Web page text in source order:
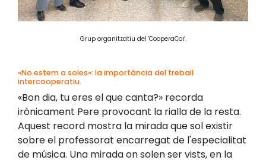
Grup organitzatiu del 'CooperaCor'.
«No estem a soles»: la importància del treball
intercooperatiu.
«Bon dia, tu eres el que canta?» recorda
irònicament Pere provocant la rialla de la resta.
Aquest record mostra la mirada que sol existir
sobre el professorat encarregat de l'especialitat
de música. Una mirada on solen ser vists, en la